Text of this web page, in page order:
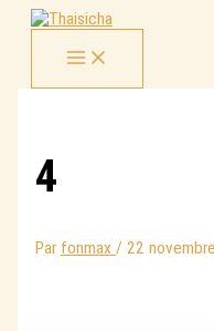
Aller
4
Par fonmax / 22